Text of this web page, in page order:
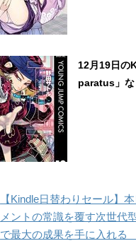
12月19日の
paratus」
【Kindle日替わりセール】
メントの常識を覆す次世代
で最大の成果を手に入れる